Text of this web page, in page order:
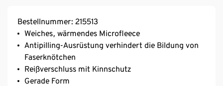
Bestellnummer: 215513
Weiches, wärmendes Microfleece
Antipilling-Ausrüstung verhindert die Bildung von
Faserknötchen
Reißverschluss mit Kinnschutz
Gerade Form